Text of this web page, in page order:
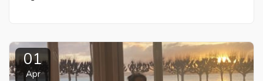
01
Apr